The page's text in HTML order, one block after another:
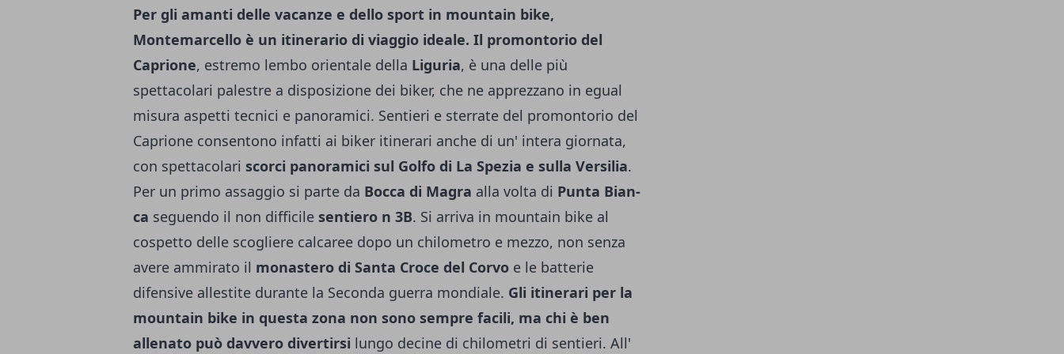
Per gli amanti delle vacanze e dello sport in mountain bike,
Montemarcello è un itinerario di viaggio ideale. Il promontorio del
Caprione, estremo lembo orientale della Liguria, è una delle più
spettacolari palestre a disposizione dei biker, che ne apprezzano in egual
misura aspetti tecnici e panoramici. Sentieri e sterrate del promontorio del
Caprione consentono infatti ai biker itinerari anche di un' intera giornata,
con spettacolari scorci panoramici sul Golfo di La Spezia e sulla Versilia.
Per un primo assaggio si parte da Bocca di Magra alla volta di Punta Bian­
ca seguendo il non difficile sentiero n 3B. Si arriva in mountain bike al
cospetto del­le scogliere calcaree dopo un chilometro e mezzo, non senza
avere ammirato il monastero di Santa Croce del Corvo e le batterie
difensive allestite durante la Seconda guerra mondiale. Gli itinerari per la
mountain bike in questa zona non sono sempre facili, ma chi è ben
allenato può davvero divertirsi lungo decine di chilometri di sentieri. All'